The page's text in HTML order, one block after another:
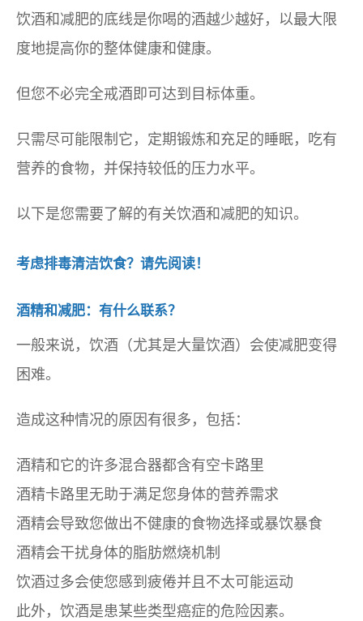
饮酒和减肥的底线是你喝的酒越少越好，以最大限
度地提高你的整体健康和健康。
但您不必完全戒酒即可达到目标体重。
只需尽可能限制它，定期锻炼和充足的睡眠，吃有
营养的食物，并保持较低的压力水平。
以下是您需要了解的有关饮酒和减肥的知识。
考虑排毒清洁饮食？请先阅读！
酒精和减肥：有什么联系？
一般来说，饮酒（尤其是大量饮酒）会使减肥变得
困难。
造成这种情况的原因有很多，包括：
酒精和它的许多混合器都含有空卡路里
酒精卡路里无助于满足您身体的营养需求
酒精会导致您做出不健康的食物选择或暴饮暴食
酒精会干扰身体的脂肪燃烧机制
饮酒过多会使您感到疲倦并且不太可能运动
此外，饮酒是患某些类型癌症的危险因素。